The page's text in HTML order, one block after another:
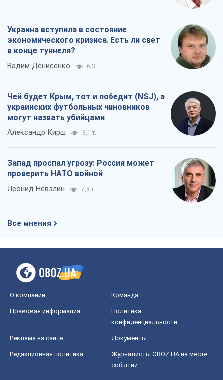
Украина вступила в состояние
экономического кризиса. Есть ли свет
в конце туннеля?
Вадим Денисенко 6,3 т.
Чей будет Крым, тот и победит (NSJ), а
украинских футбольных чиновников
могут назвать убийцами
Александр Кирш 6,1 т.
Запад проспал угрозу: Россия может
проверить НАТО войной
Леонид Невзлин 7,8 т.
Все мнения
О компании Команда
Правовая информация
Политика
конфиденциальности
Реклама на сайте Документы
Редакционная политика
Журналисты OBOZ.UA на месте
событий